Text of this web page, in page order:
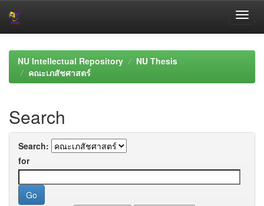
navigationNU Intellectual Repository
NU Thesis
คณะเภสัชศาสตร์
Search
Search:
for